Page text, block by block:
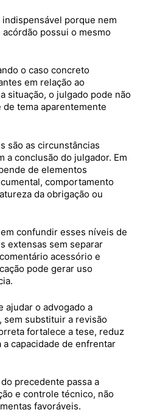
porque nem
possui o mesmo
o caso concreto
em relação ao
situação, o julgado pode não
tema aparentemente
são as circunstâncias
a conclusão do julgador. Em
de elementos
comportamento
da obrigação ou
confundir esses níveis de
extensas sem separar
acessório e
pode gerar uso
ajudar o advogado a
sem substituir a revisão
fortalece a tese, reduz
capacidade de enfrentar
precedente passa a
e controle técnico, não
favoráveis.